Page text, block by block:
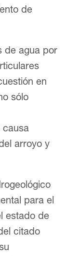
de
de agua por
en
sólo
causa
arroyo y
para el
estado de
citado